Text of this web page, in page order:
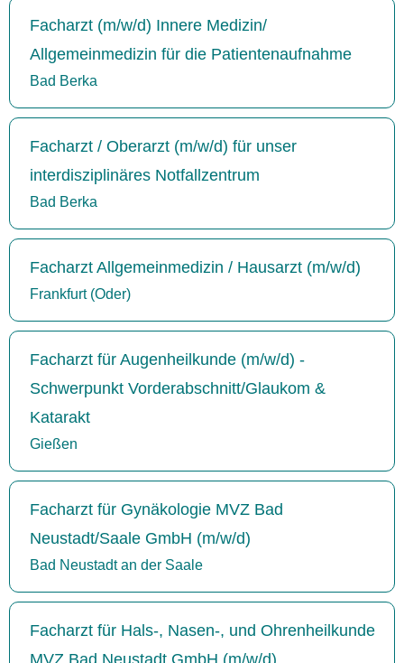
Facharzt (m/w/d) Innere Medizin/
Allgemeinmedizin für die Patientenaufnahme
Bad Berka
Facharzt / Oberarzt (m/w/d) für unser
interdisziplinäres Notfallzentrum
Bad Berka
Facharzt Allgemeinmedizin / Hausarzt (m/w/d)
Frankfurt (Oder)
Facharzt für Augenheilkunde (m/w/d) -
Schwerpunkt Vorderabschnitt/Glaukom &
Katarakt
Gießen
Facharzt für Gynäkologie MVZ Bad
Neustadt/Saale GmbH (m/w/d)
Bad Neustadt an der Saale
Facharzt für Hals-, Nasen-, und Ohrenheilkunde
MVZ Bad Neustadt GmbH (m/w/d)